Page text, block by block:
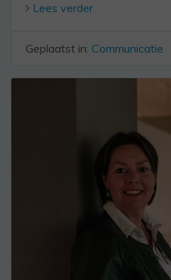
Lees verder
Geplaatst in: Communicatie